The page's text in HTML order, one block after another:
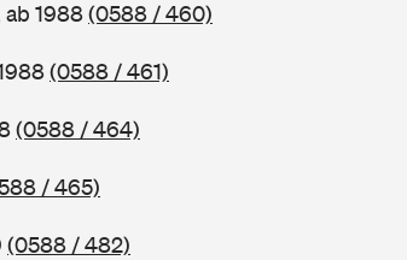
ab 1988(0588 / 460)
(0588 / 461)
(0588 / 464)
/ 465)
(0588 / 482)